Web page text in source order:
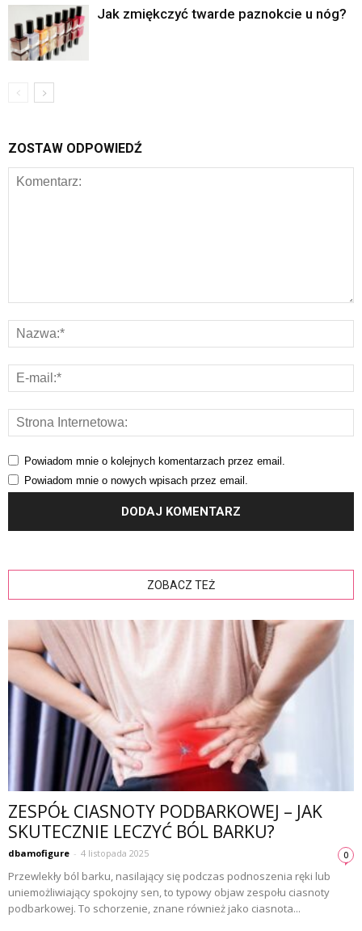
Jak zmiękczyć twarde paznokcie u nóg?
ZOSTAW ODPOWIEDŹ
Powiadom mnie o kolejnych komentarzach przez email.
Powiadom mnie o nowych wpisach przez email.
ZOBACZ TEŻ
ZESPÓŁ CIASNOTY PODBARKOWEJ – JAK
SKUTECZNIE LECZYĆ BÓL BARKU?
dbamofigure - 4 listopada 2025 0
Przewlekły ból barku, nasilający się podczas podnoszenia ręki lub
uniemożliwiający spokojny sen, to typowy objaw zespołu ciasnoty
podbarkowej. To schorzenie, znane również jako ciasnota...